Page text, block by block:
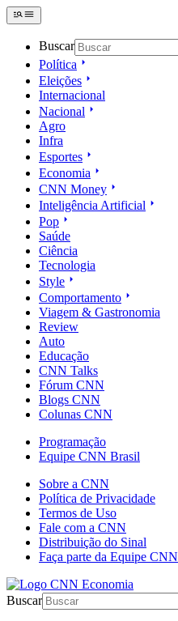
Buscar
Política
Eleições
Internacional
Nacional
Agro
Infra
Esportes
Economia
CNN Money
Inteligência Artificial
Pop
Saúde
Ciência
Tecnologia
Style
Comportamento
Viagem & Gastronomia
Review
Auto
Educação
CNN Talks
Fórum CNN
Blogs CNN
Colunas CNN
Programação
Equipe CNN Brasil
Sobre a CNN
Política de Privacidade
Termos de Uso
Fale com a CNN
Distribuição do Sinal
Faça parte da Equipe CNN
Buscar